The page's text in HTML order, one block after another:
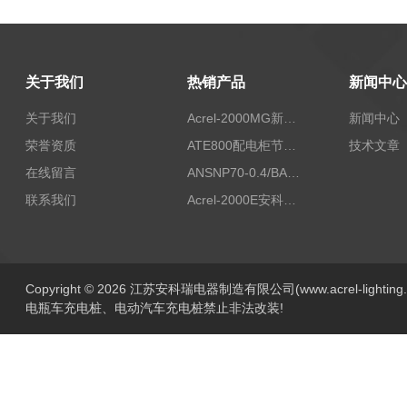
关于我们
关于我们
荣誉资质
在线留言
联系我们
热销产品
Acrel-2000MG新能源消纳安科瑞微电网能量管理系统
ATE800配电柜节点无线测温/表带捆绑/无源感应取电
ANSNP70-0.4/BANSNP中线安防保护器 治理三相不平衡
Acrel-2000E安科瑞Acrel配电室综合监控系统
新闻中心
新闻中心
技术文章
Copyright © 2026 江苏安科瑞电器制造有限公司(www.acrel-
电瓶车充电桩、电动汽车充电桩禁止非法改装!